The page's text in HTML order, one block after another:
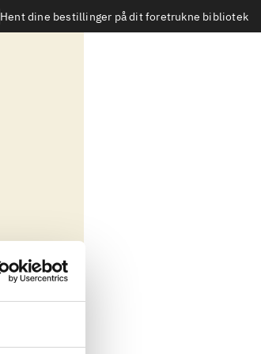
Hent dine bestillinger på dit foretrukne bibliotek